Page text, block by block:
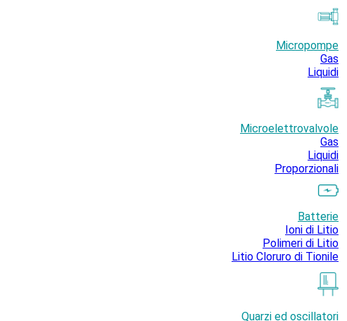
Micropompe
Gas
Liquidi
Microelettrovalvole
Gas
Liquidi
Proporzionali
Batterie
Ioni di Litio
Polimeri di Litio
Litio Cloruro di Tionile
Quarzi ed oscillatori